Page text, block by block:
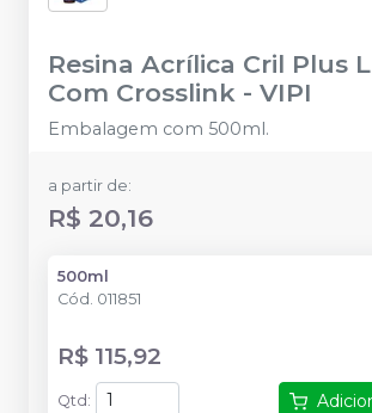
Resina Acrílica Cril Plus
Com Crosslink - VIPI
Embalagem com 500ml.
a partir de:
R$ 20,16
500ml
Cód. 011851
R$ 115,92
Qtd :